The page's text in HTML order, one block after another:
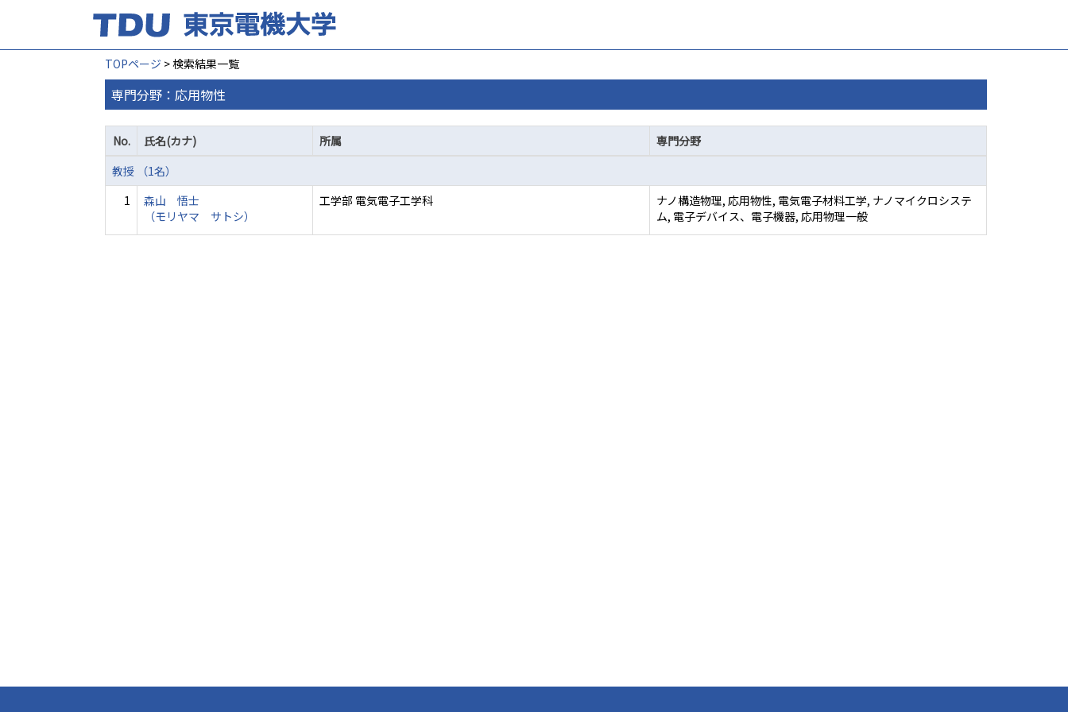
TOPページ > 検索結果一覧
専門分野：応用物性
No. 氏名(カナ) 所属
専門分野
教授 （1名）
1
森山 悟士
（モリヤマ サトシ）
工学部 電気電子工学科
ナノ構造物理, 応用物性, 電気電子材料工学, ナノマイクロシステ
ム, 電子デバイス、電子機器, 応用物理一般